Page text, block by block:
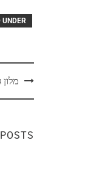
UNDER
מלון